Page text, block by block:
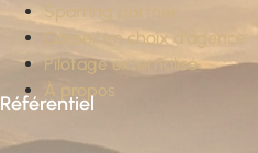
Sparring partner
Conseil en choix d’agence
Pilotage externalisé
À propos
Référentiel